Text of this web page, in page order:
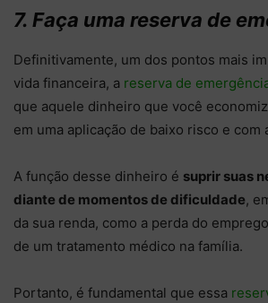
7. Faça uma reserva de
Definitivamente, um dos pontos mais
vida financeira, a reserva de
que aquele dinheiro que você
em uma aplicação de baixo risco e com
A função desse dinheiro é suprir suas
diante de momentos de dificuldade,
da sua renda, como a perda do
de um tratamento médico na família.
Portanto, é fundamental que essa